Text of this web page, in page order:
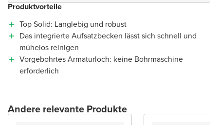
Produktvorteile
Top Solid: Langlebig und robust
Das integrierte Aufsatzbecken lässt sich schnell und
mühelos reinigen
Vorgebohrtes Armaturloch: keine Bohrmaschine
erforderlich
Andere relevante Produkte